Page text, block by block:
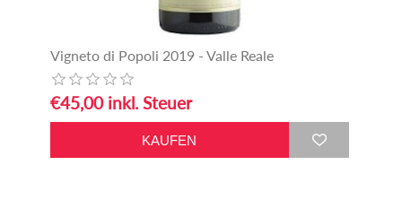
Vigneto di Popoli 2019 - Valle Reale
€45,00 inkl. Steuer